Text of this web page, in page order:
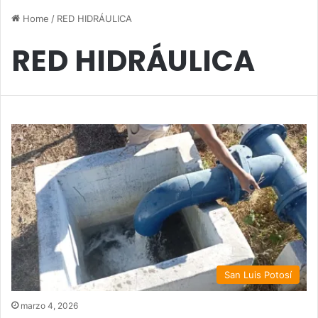
Home / RED HIDRÁULICA
RED HIDRÁULICA
San Luis Potosí
marzo 4, 2026